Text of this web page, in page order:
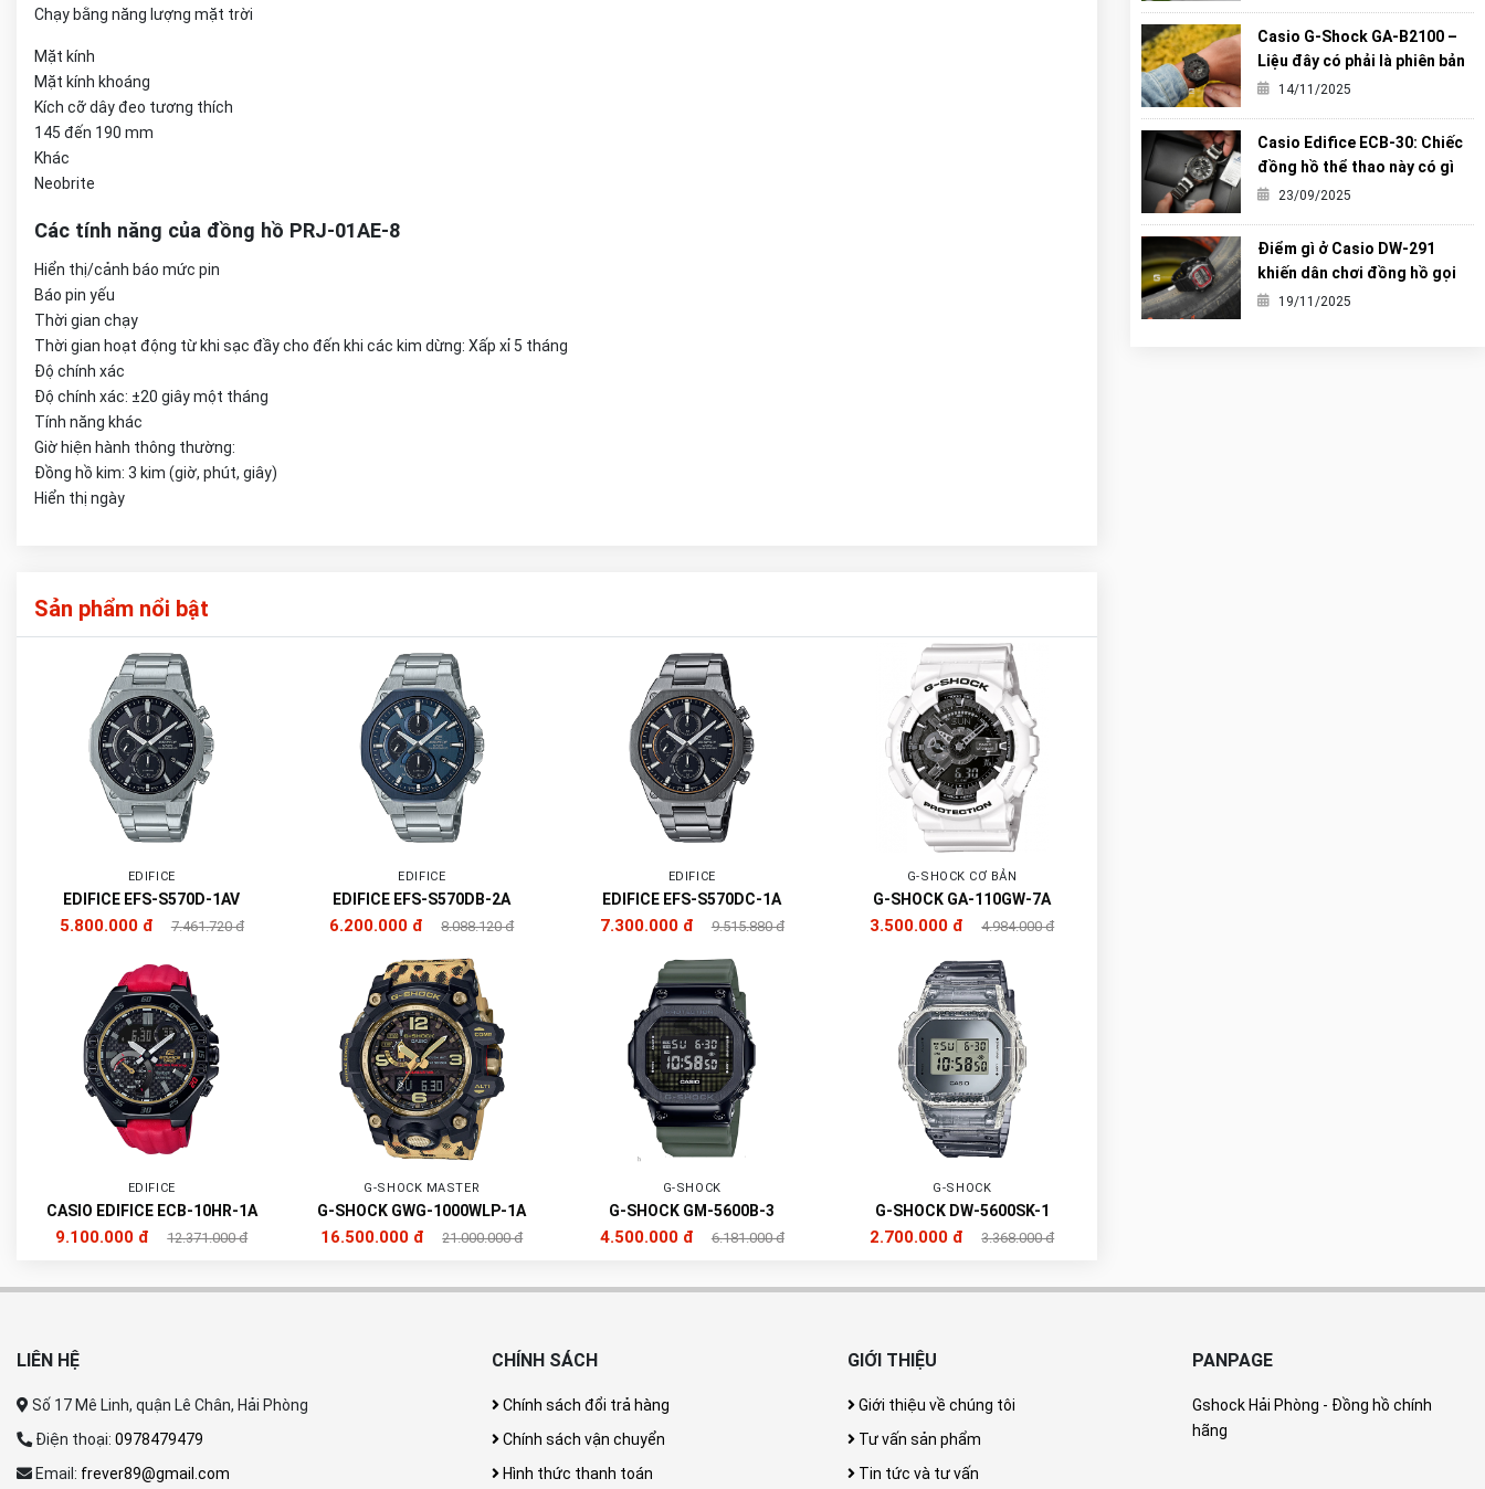
Chạy bằng năng lượng mặt trời
Mặt kính
Mặt kính khoáng
Kích cỡ dây đeo tương thích
145 đến 190 mm
Khác
Neobrite
Các tính năng của đồng hồ PRJ-01AE-8
Hiển thị/cảnh báo mức pin
Báo pin yếu
Thời gian chạy
Thời gian hoạt động từ khi sạc đầy cho đến khi các kim dừng: Xấp xỉ 5 tháng
Độ chính xác
Độ chính xác: ±20 giây một tháng
Tính năng khác
Giờ hiện hành thông thường:
Đồng hồ kim: 3 kim (giờ, phút, giây)
Hiển thị ngày
Sản phẩm nổi bật
EDIFICE
EDIFICE EFS-S570D-1AV
5.800.000 đ 7.461.720 đ
EDIFICE
EDIFICE EFS-S570DB-2A
6.200.000 đ 8.088.120 đ
EDIFICE
EDIFICE EFS-S570DC-1A
7.300.000 đ 9.515.880 đ
G-SHOCK CƠ BẢN
G-SHOCK GA-110GW-7A
3.500.000 đ 4.984.000 đ
EDIFICE
CASIO EDIFICE ECB-10HR-1A
9.100.000 đ 12.371.000 đ
G-SHOCK MASTER
G-SHOCK GWG-1000WLP-1A
16.500.000 đ 21.000.000 đ
G-SHOCK
G-SHOCK GM-5600B-3
4.500.000 đ 6.181.000 đ
G-SHOCK
G-SHOCK DW-5600SK-1
2.700.000 đ 3.368.000 đ
Casio G-Shock GA-B2100 –
Liệu đây có phải là phiên bản
“Carbon Core” hoàn hảo nhất
14/11/2025
Casio Edifice ECB-30: Chiếc
đồng hồ thể thao này có gì
khiến giới trẻ mê mẩn?
23/09/2025
Điểm gì ở Casio DW-291
khiến dân chơi đồng hồ gọi
nó là tiểu G-Shock?
19/11/2025
LIÊN HỆ
Số 17 Mê Linh, quận Lê Chân, Hải Phòng
Điện thoại: 0978479479
Email: frever89@gmail.com
CHÍNH SÁCH
Chính sách đổi trả hàng
Chính sách vận chuyển
Hình thức thanh toán
GIỚI THIỆU
Giới thiệu về chúng tôi
Tư vấn sản phẩm
Tin tức và tư vấn
PANPAGE
Gshock Hải Phòng - Đồng hồ chính
hãng